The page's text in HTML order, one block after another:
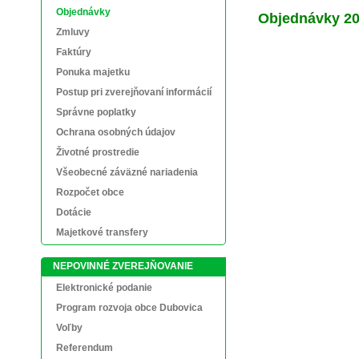
Objednávky
Objednávky
Zmluvy
Faktúry
Ponuka majetku
Postup pri zverejňovaní informácií
Správne poplatky
Ochrana osobných údajov
Životné prostredie
Všeobecné záväzné nariadenia
Rozpočet obce
Dotácie
Majetkové transfery
NEPOVINNÉ ZVEREJŇOVANIE
Elektronické podanie
Program rozvoja obce Dubovica
Voľby
Referendum